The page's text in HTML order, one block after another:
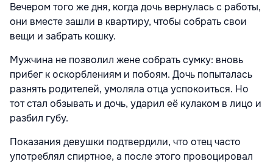
Вечером того же дня, когда дочь вернулась с работы,
они вместе зашли в квартиру, чтобы собрать свои
вещи и забрать кошку.
Мужчина не позволил жене собрать сумку: вновь
прибег к оскорблениям и побоям. Дочь попыталась
разнять родителей, умоляла отца успокоиться. Но
тот стал обзывать и дочь, ударил её кулаком в лицо и
разбил губу.
Показания девушки подтвердили, что отец часто
употреблял спиртное, а после этого провоцировал